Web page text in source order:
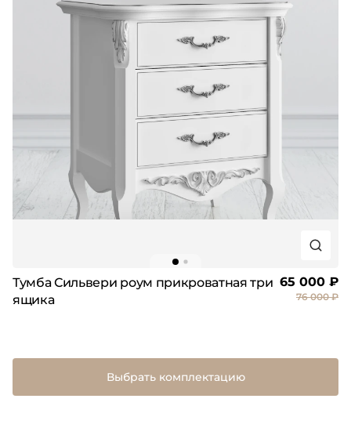
Тумба Сильвери роум прикроватная три
ящика
65 000 ₽
76 000 ₽
Выбрать комплектацию